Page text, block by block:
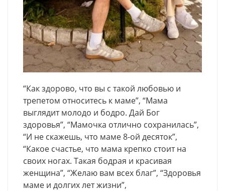
“Как здорово, что вы с такой любовью и
трепетом относитесь к маме”, “Мама
выглядит молодо и бодро. Дай Бог
здоровья”, “Мамочка отлично сохранилась”,
“И не скажешь, что маме 8-ой десяток”,
“Какое счастье, что мама крепко стоит на
своих ногах. Такая бодрая и красивая
женщина”, “Желаю вам всех благ”, “Здоровья
маме и долгих лет жизни”,